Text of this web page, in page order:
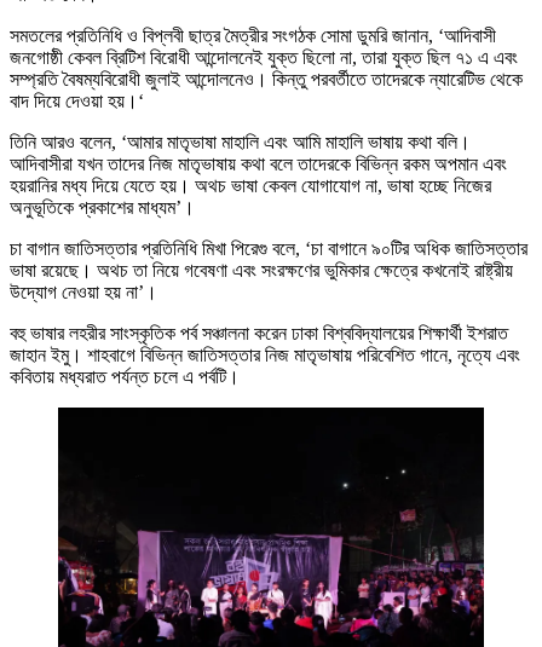
সমতলের প্রতিনিধি ও বিপ্লবী ছাত্র মৈত্রীর সংগঠক সোমা ডুমরি জানান, ‘আদিবাসী
জনগোষ্ঠী কেবল ব্রিটিশ বিরোধী আন্দোলনেই যুক্ত ছিলো না, তারা যুক্ত ছিল ৭১ এ এবং
সম্প্রতি বৈষম্যবিরোধী জুলাই আন্দোলনেও। কিন্তু পরবর্তীতে তাদেরকে ন্যারেটিভ থেকে
বাদ দিয়ে দেওয়া হয়।‘
তিনি আরও বলেন, ‘আমার মাতৃভাষা মাহালি এবং আমি মাহালি ভাষায় কথা বলি।
আদিবাসীরা যখন তাদের নিজ মাতৃভাষায় কথা বলে তাদেরকে বিভিন্ন রকম অপমান এবং
হয়রানির মধ্য দিয়ে যেতে হয়। অথচ ভাষা কেবল যোগাযোগ না, ভাষা হচ্ছে নিজের
অনুভূতিকে প্রকাশের মাধ্যম’।
চা বাগান জাতিসত্তার প্রতিনিধি মিখা পিরেগু বলে, ‘চা বাগানে ৯০টির অধিক জাতিসত্তার
ভাষা রয়েছে। অথচ তা নিয়ে গবেষণা এবং সংরক্ষণের ভুমিকার ক্ষেত্রে কখনোই রাষ্ট্রীয়
উদ্যোগ নেওয়া হয় না’।
বহু ভাষার লহরীর সাংস্কৃতিক পর্ব সঞ্চালনা করেন ঢাকা বিশ্ববিদ্যালয়ের শিক্ষার্থী ইশরাত
জাহান ইমু। শাহবাগে বিভিন্ন জাতিসত্তার নিজ মাতৃভাষায় পরিবেশিত গানে, নৃত্যে এবং
কবিতায় মধ্যরাত পর্যন্ত চলে এ পর্বটি।